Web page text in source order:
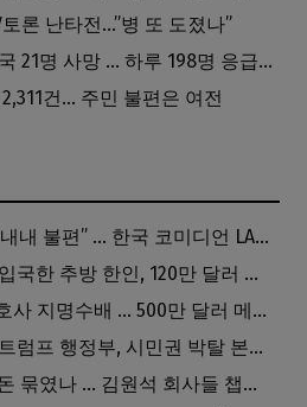
토론 난타전…”병 또 도졌나”
연일 폭염중대경보 한국 21명 사망 … 하루 198명 응급실행
건… 주민 불편은 여전
“170달러 냈는데 공연 내내 불편” … 한국 코미디언 LA공연, 음향 불량에 외모 비하 개그 논란
위조여권으로 미국 재입국한 추방 한인, 120만 달러 은행 사기 행각
연방 당국, LA 한인 간호사 지명수배 … 500만 달러 메디캐어 사기, 선고 직전 한국 도주
“이제 시작에 불과” … 트럼프 행정부, 시민권 박탈 본격화
[속보] 한인 투자자들 돈 묶였나 … 김원석 회사들 챕터7 강제파산·자진파산 잇따라 신청